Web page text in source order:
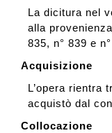
La dicitura nel
alla
835, n° 839 e
Acquisizione
L’opera rientra
acquistò dal
Collocazione